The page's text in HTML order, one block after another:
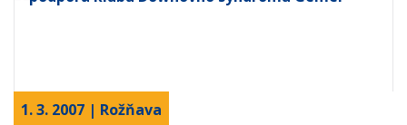
1. 3. 2007 | Rožňava